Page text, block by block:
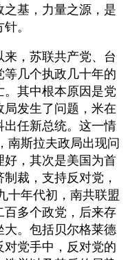
基，力量之源，是
。
，苏联共产党、台
几个执政几十年的
其中根本原因是党
发生了问题，米在
任新总统。这一情
南斯拉夫政局出现问
好，其次是美国为首
裁，支持反对党，
十年代初，南共联盟
百多个政党，后来存
。包括贝尔格莱德
党手中，反对党的